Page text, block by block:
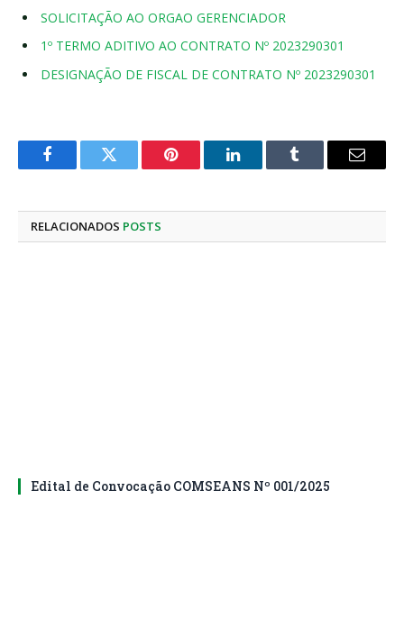
SOLICITAÇÃO AO ORGAO GERENCIADOR
1º TERMO ADITIVO AO CONTRATO Nº 2023290301
DESIGNAÇÃO DE FISCAL DE CONTRATO Nº 2023290301
FacebookTwitter Pinterest LinkedInTumblr
E-
RELACIONADOS POSTS
Edital de Convocação COMSEANS Nº 001/2025